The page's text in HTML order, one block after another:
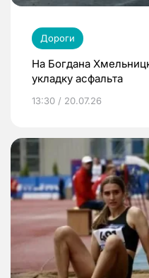
Дороги
На Богдана
укладку асфальта
13:30 / 20.07.26